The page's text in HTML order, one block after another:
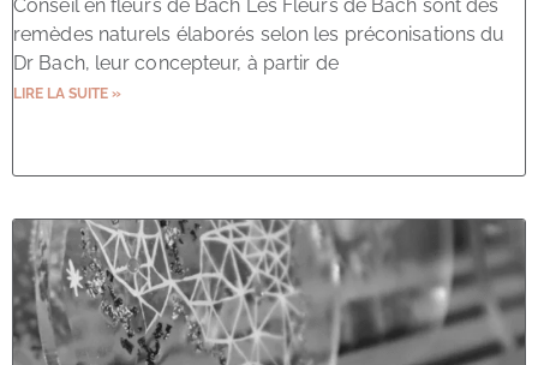
Conseil en fleurs de Bach Les Fleurs de Bach sont des
remèdes naturels élaborés selon les préconisations du
Dr Bach, leur concepteur, à partir de
LIRE LA SUITE »